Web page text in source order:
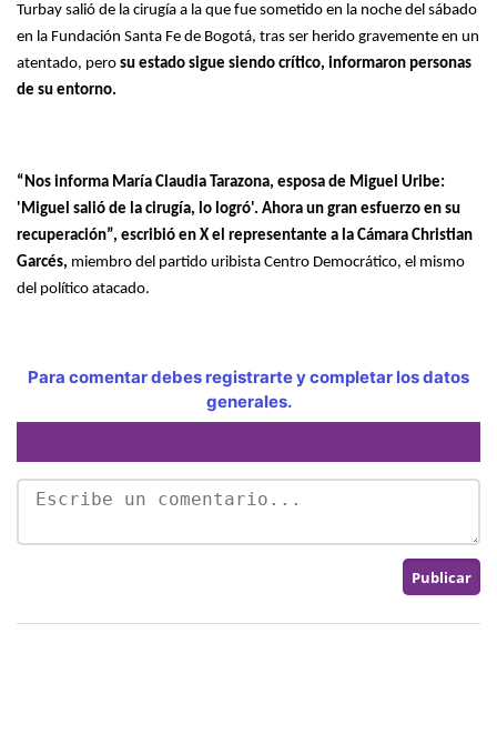
Turbay salió de la cirugía a la que fue sometido en la noche del sábado
en la Fundación Santa Fe de Bogotá, tras ser herido gravemente en un
atentado, pero su estado sigue siendo crítico, informaron personas
de su entorno.
“Nos informa María Claudia Tarazona, esposa de Miguel Uribe:
'Miguel salió de la cirugía, lo logró'. Ahora un gran esfuerzo en su
recuperación”, escribió en X el representante a la Cámara Christian
Garcés, miembro del partido uribista Centro Democrático, el mismo
del político atacado.
Para comentar debes registrarte y completar los datos
generales.